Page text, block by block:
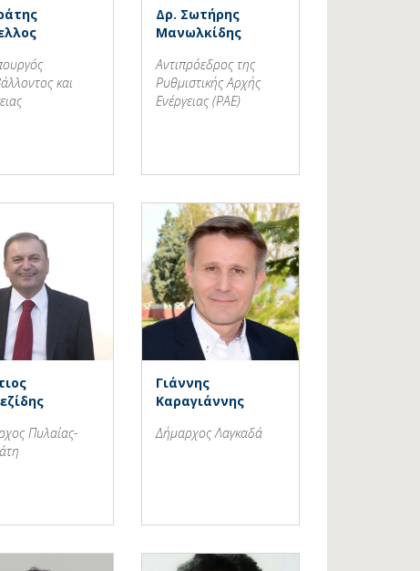
και
Δρ. Σωτήρης
Μανωλκίδης
Αντιπρόεδρος της
Ρυθμιστικής Αρχής
Ενέργειας (ΡΑΕ)
Πυλαίας-
Γιάννης
Καραγιάννης
Δήμαρχος Λαγκαδά